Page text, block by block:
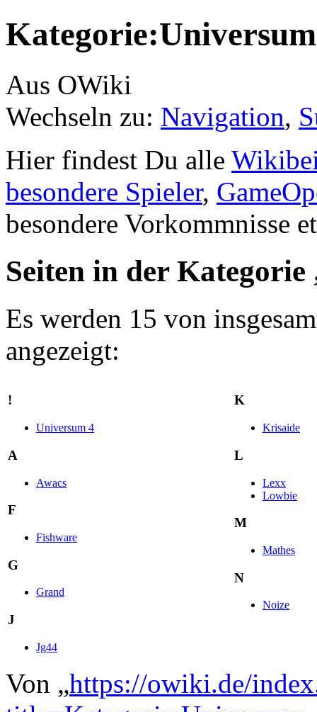
Aus OWiki
Wechseln zu: Navigation,
Hier findest Du alle
besondere Spieler,
besondere Vorkommnisse
Seiten in der
Es werden 15 von
angezeigt:
!
Universum 4
A
Awacs
F
Fishware
G
Grand
J
Jg44
K
Krisaide
L
Lexx
Lowbie
M
Mathes
N
Noize
Von „https://owiki.de/